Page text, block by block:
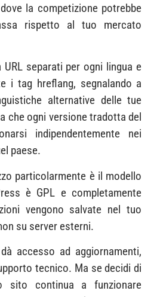
la competizione potrebbe
rispetto al tuo mercato
separati per ogni lingua e
i tag hreflang, segnalando a
alternative delle tue
che ogni versione tradotta del
indipendentemente nei
paese.
particolarmente è il modello
è GPL e completamente
vengono salvate nel tuo
su server esterni.
accesso ad aggiornamenti,
tecnico. Ma se decidi di
sito continua a funzionare